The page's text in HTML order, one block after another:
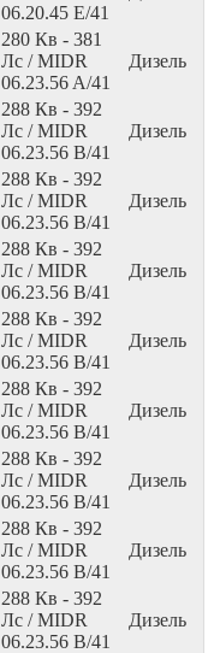
06.20.45 E/41
280 Кв - 381
Лс / MIDR
06.23.56 A/41
Дизель
288 Кв - 392
Лс / MIDR
06.23.56 B/41
Дизель
288 Кв - 392
Лс / MIDR
06.23.56 B/41
Дизель
288 Кв - 392
Лс / MIDR
06.23.56 B/41
Дизель
288 Кв - 392
Лс / MIDR
06.23.56 B/41
Дизель
288 Кв - 392
Лс / MIDR
06.23.56 B/41
Дизель
288 Кв - 392
Лс / MIDR
06.23.56 B/41
Дизель
288 Кв - 392
Лс / MIDR
06.23.56 B/41
Дизель
288 Кв - 392
Лс / MIDR
06.23.56 B/41
Дизель